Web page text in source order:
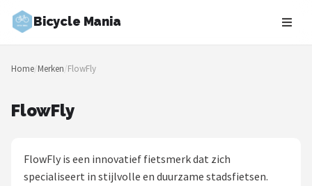
Bicycle Mania
Zoeken
NAVIGATIE
Blog
Home/Merken/FlowFly
FlowFly
FlowFly is een innovatief fietsmerk dat zich
specialiseert in stijlvolle en duurzame stadsfietsen.